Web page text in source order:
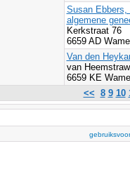
Susan Ebbers,
algemene
Kerkstraat 76
6659 AD
Van den
van
6659 KE
<< 8 9 10